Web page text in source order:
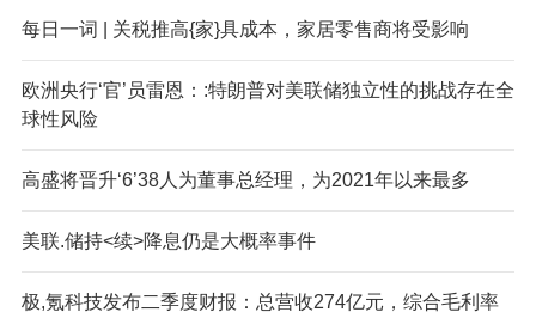
每日一词 | 关税推高{家}具成本，家居零售商将受影响
欧洲央行‘官’员雷恩：:特朗普对美联储独立性的挑战存在全
球性风险
高盛将晋升‘6’38人为董事总经理，为2021年以来最多
美联.储持<续>降息仍是大概率事件
极,氪科技发布二季度财报：总营收274亿元，综合毛利率